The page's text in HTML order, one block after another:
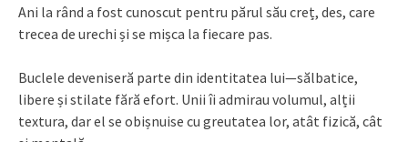
Ani la rând a fost cunoscut pentru părul său creț, des, care
trecea de urechi și se mișca la fiecare pas.
Buclele deveniseră parte din identitatea lui—sălbatice,
libere și stilate fără efort. Unii îi admirau volumul, alții
textura, dar el se obișnuise cu greutatea lor, atât fizică, cât